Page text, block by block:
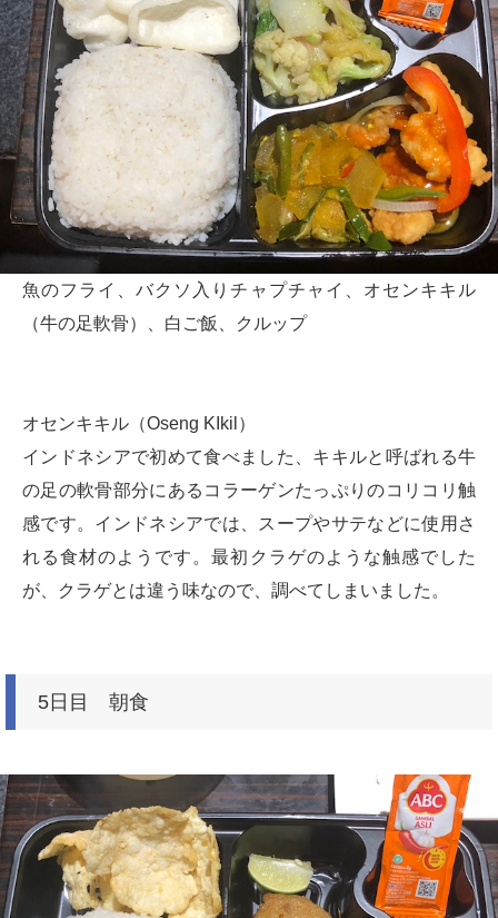
魚のフライ、バクソ入りチャプチャイ、オセンキキル
（牛の足軟骨）、白ご飯、クルップ
オセンキキル（Oseng KIkil）
インドネシアで初めて食べました、キキルと呼ばれる牛
の足の軟骨部分にあるコラーゲンたっぷりのコリコリ触
感です。インドネシアでは、スープやサテなどに使用さ
れる食材のようです。最初クラゲのような触感でした
が、クラゲとは違う味なので、調べてしまいました。
5日目 朝食